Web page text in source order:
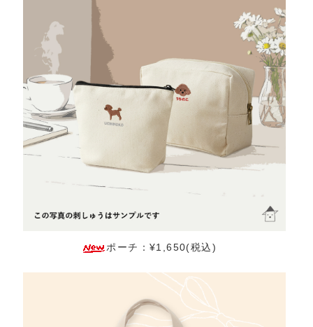
ポーチ：¥1,650(税込)